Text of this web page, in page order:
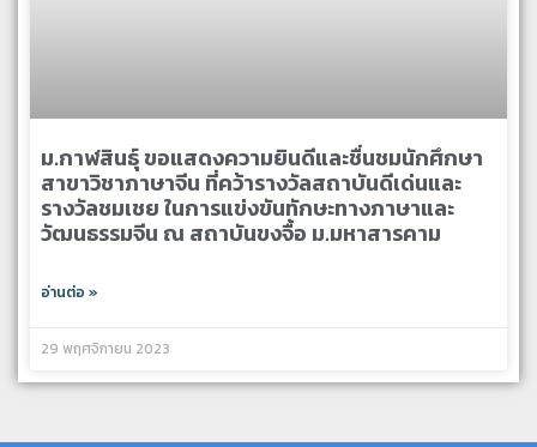
ม.กาฬสินธุ์ ขอแสดงความยินดีและชื่นชมนักศึกษา
สาขาวิชาภาษาจีน ที่คว้ารางวัลสถาบันดีเด่นและ
รางวัลชมเชย ในการแข่งขันทักษะทางภาษาและ
วัฒนธรรมจีน ณ สถาบันขงจื้อ ม.มหาสารคาม
อ่านต่อ »
29 พฤศจิกายน 2023